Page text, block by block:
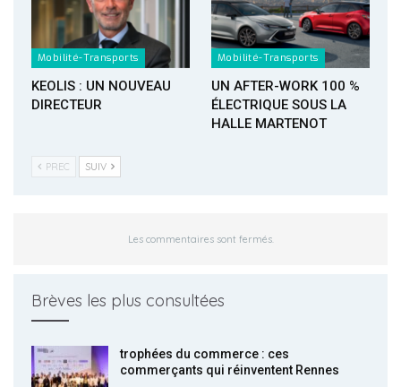
Mobilité-Transports
KEOLIS : UN NOUVEAU
DIRECTEUR
Mobilité-Transports
UN AFTER-WORK 100 %
ÉLECTRIQUE SOUS LA
HALLE MARTENOT
PREC SUIV
Les commentaires sont fermés.
Brèves les plus consultées
trophées du commerce : ces
commerçants qui réinventent Rennes